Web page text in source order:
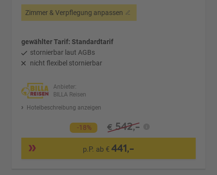
Zimmer & Verpflegung anpassen
gewählter Tarif: Standardtarif
stornierbar laut AGBs
nicht flexibel stornierbar
Anbieter:
BILLA Reisen
Hotelbeschreibung anzeigen
-18% € 542,-
p.P. ab € 441,-